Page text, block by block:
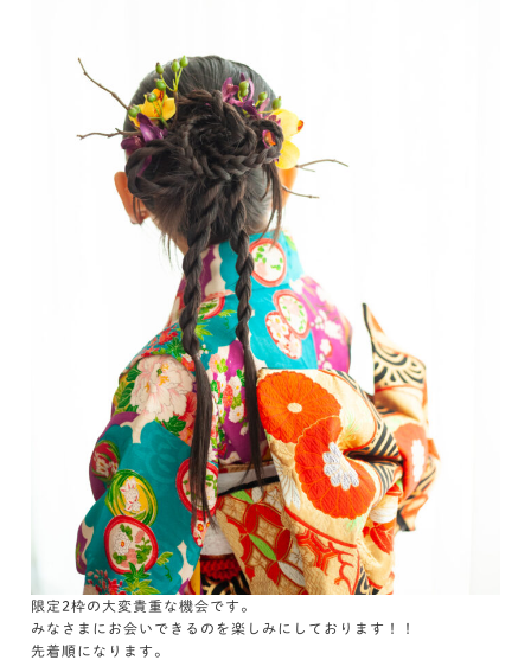
限定2枠の大変貴重な機会です。
みなさまにお会いできるのを楽しみにしております！！
先着順になります。